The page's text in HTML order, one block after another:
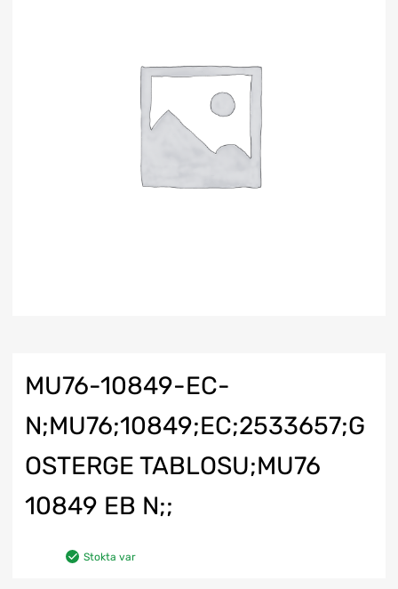
MU76-10849-EC-
N;MU76;10849;EC;2533657;G
OSTERGE TABLOSU;MU76
10849 EB N;;
Stokta var